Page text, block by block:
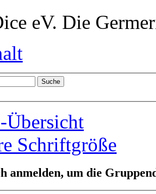
eV. Die
Übersicht
Schriftgröße
anmelden, um die